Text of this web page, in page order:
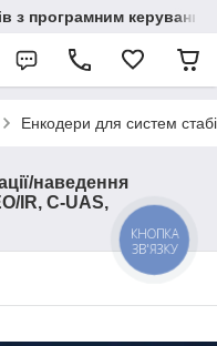
з програмним
Енкодери для систем
наведення
IR, C-UAS,
КНОПКА
ЗВ'ЯЗКУ